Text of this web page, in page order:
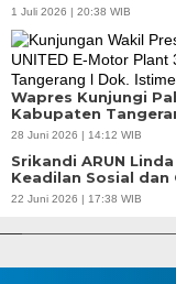
1 Juli 2026 | 20:38 WIB
Wapres Kunjungi
Kabupaten
28 Juni 2026 | 14:12 WIB
Srikandi ARUN
Keadilan Sosial
22 Juni 2026 | 17:38 WIB
APBD Tahun 2025